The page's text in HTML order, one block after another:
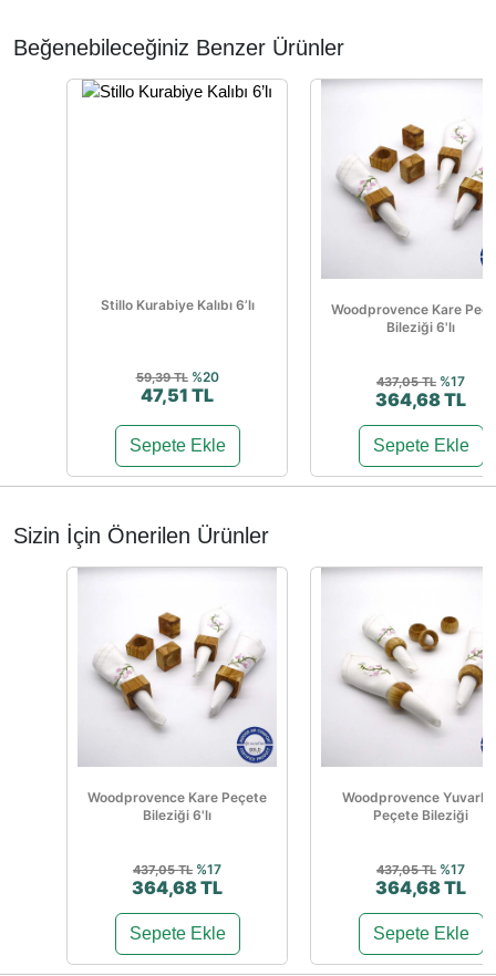
Beğenebileceğiniz Benzer Ürünler
Stillo Kurabiye Kalıbı 6’lı
59,39 TL %20
47,51 TL
Sepete Ekle
Woodprovence Kare
Bileziği 6'lı
437,05 TL %17
364,68 TL
Sepete Ekle
Sizin İçin Önerilen Ürünler
Woodprovence Kare Peçete
Bileziği 6'lı
437,05 TL %17
364,68 TL
Sepete Ekle
Woodprovence
Peçete Bileziği
437,05 TL %17
364,68 TL
Sepete Ekle